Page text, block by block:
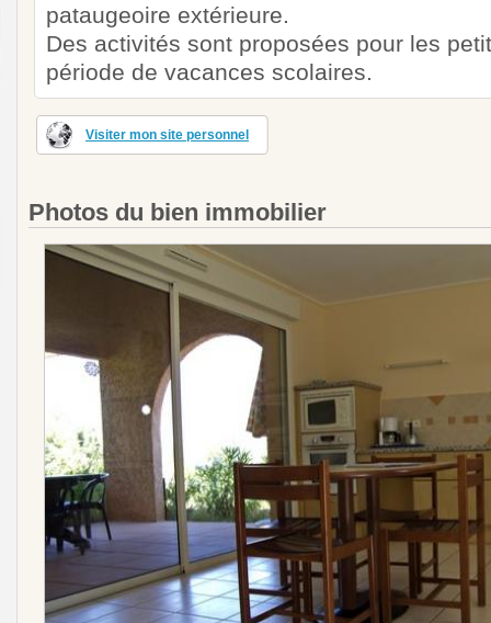
pataugeoire extérieure.
Des activités sont proposées pour les
période de vacances scolaires.
Visiter mon site personnel
Photos du bien immobilier